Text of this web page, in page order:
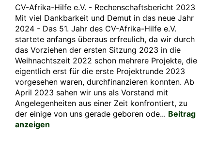
CV-Afrika-Hilfe e.V. - Rechenschaftsbericht 2023
Mit viel Dankbarkeit und Demut in das neue Jahr
2024 - Das 51. Jahr des CV-Afrika-Hilfe e.V.
startete anfangs überaus erfreulich, da wir durch
das Vorziehen der ersten Sitzung 2023 in die
Weihnachtszeit 2022 schon mehrere Projekte, die
eigentlich erst für die erste Projektrunde 2023
vorgesehen waren, durchfinanzieren konnten. Ab
April 2023 sahen wir uns als Vorstand mit
Angelegenheiten aus einer Zeit konfrontiert, zu
der einige von uns gerade geboren ode... Beitrag
anzeigen